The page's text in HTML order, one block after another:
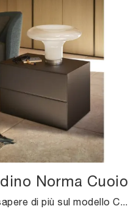
Norma Cuoio
Se vuoi sapere di più sul modello Comodino Norma Cuoio, clicca e scopri i Comodini e comò Pianca ideali per la tua zona del riposo.